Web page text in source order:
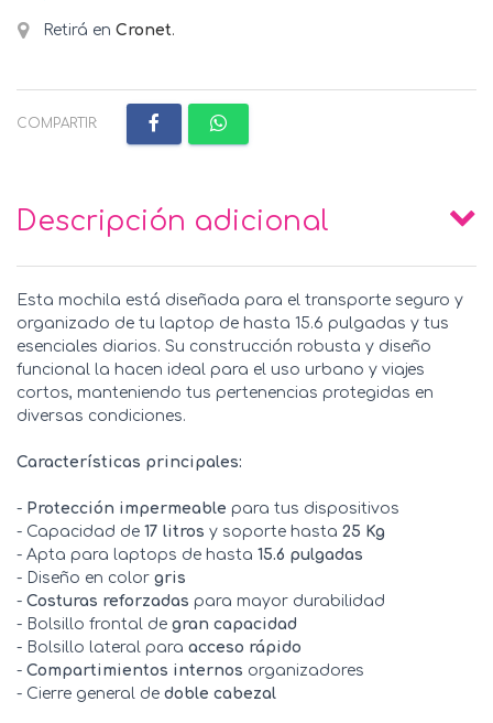
Retirá en Cronet.
COMPARTIR:
Descripción adicional
Esta mochila está diseñada para el transporte seguro y
organizado de tu laptop de hasta 15.6 pulgadas y tus
esenciales diarios. Su construcción robusta y diseño
funcional la hacen ideal para el uso urbano y viajes
cortos, manteniendo tus pertenencias protegidas en
diversas condiciones.
Características principales:
- Protección impermeable para tus dispositivos
- Capacidad de 17 litros y soporte hasta 25 Kg
- Apta para laptops de hasta 15.6 pulgadas
- Diseño en color gris
- Costuras reforzadas para mayor durabilidad
- Bolsillo frontal de gran capacidad
- Bolsillo lateral para acceso rápido
- Compartimientos internos organizadores
- Cierre general de doble cabezal